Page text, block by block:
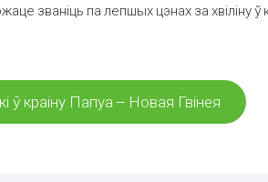
званіць па лепшых цэнах за хвіліну ў
ў краіну Папуа – Новая Гвінея